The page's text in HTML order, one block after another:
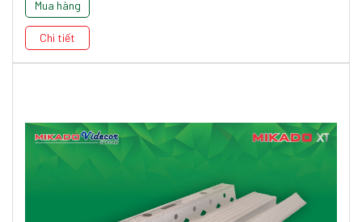
Mua hàng
Chi tiết